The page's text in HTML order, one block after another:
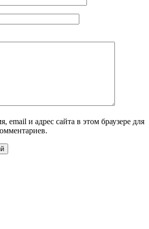
email и адрес сайта в этом браузере для